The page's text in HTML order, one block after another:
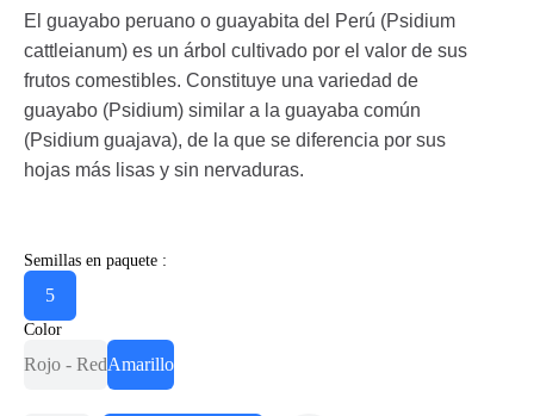
El guayabo peruano o guayabita del Perú (Psidium
cattleianum) es un árbol cultivado por el valor de sus
frutos comestibles. Constituye una variedad de
guayabo (Psidium) similar a la guayaba común
(Psidium guajava), de la que se diferencia por sus
hojas más lisas y sin nervaduras.
Semillas en paquete :
5
Color
Rojo - RedAmarillo